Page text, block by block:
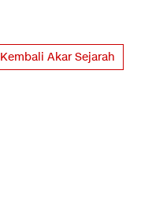
Kembali Akar Sejarah